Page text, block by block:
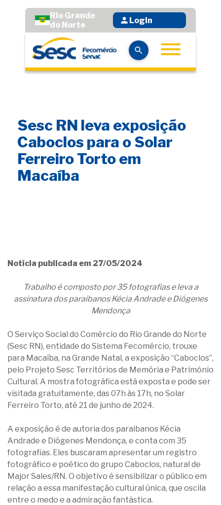
Rio Grande
do Norte
Login
Sesc RN leva exposição
Caboclos para o Solar
Ferreiro Torto em
Macaíba
Notícia publicada em 27/05/2024
Trabalho é composto por 35 fotografias e leva a
assinatura dos paraibanos Kécia Andrade e Diógenes
Mendonça
O Serviço Social do Comércio do Rio Grande do Norte
(Sesc RN), entidade do Sistema Fecomércio, trouxe
para Macaíba, na Grande Natal, a exposição “Caboclos”,
pelo Projeto Sesc Territórios de Memória e Patrimônio
Cultural. A mostra fotográfica está exposta e pode ser
visitada gratuitamente, das 07h às 17h, no Solar
Ferreiro Torto, até 21 de junho de 2024.
A exposição é de autoria dos paraibanos Kécia
Andrade e Diógenes Mendonça, e conta com 35
fotografias. Eles buscaram apresentar um registro
fotográfico e poético do grupo Caboclos, natural de
Major Sales/RN. O objetivo é sensibilizar o público em
relação a essa manifestação cultural única, que oscila
entre o medo e a admiração fantástica.